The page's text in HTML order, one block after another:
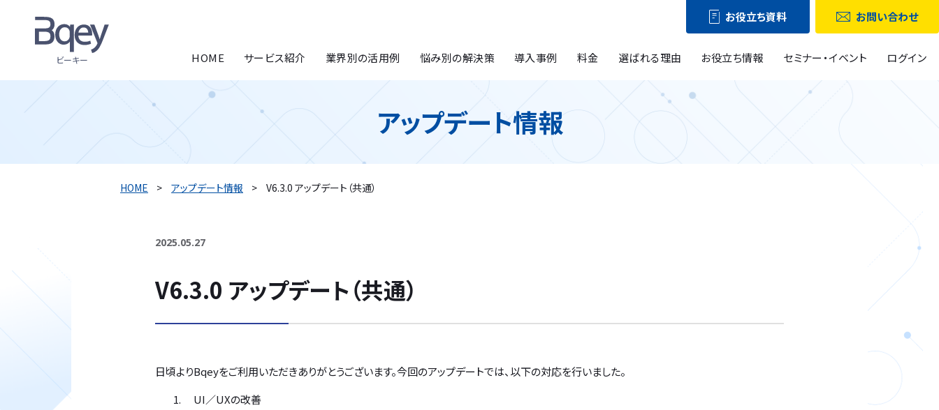
ビーキー
お役立ち資料 お問い合わせ
HOME サービス紹介 業界別の活用例 悩み別の解決策 導入事例 料金 選ばれる理由 お役立ち情報 セミナー・イベント ログイン
アップデート情報
HOME アップデート情報 V6.3.0 アップデート（共通）
2025.05.27
V6.3.0 アップデート（共通）
日頃よりBqeyをご利用いただきありがとうございます。今回のアップデートでは、以下の対応を行いました。
UI／UXの改善